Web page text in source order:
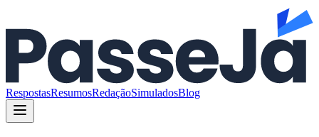
RespostasResumosRedaçãoSimuladosBlog